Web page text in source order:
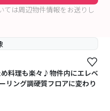
は周辺物件情報をお送りし
料理も楽々♪物件内にエレベ
リング調硬質フロアに変わり